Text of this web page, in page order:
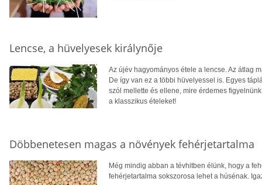
Lencse, a hüvelyesek királynője
Az újév hagyományos étele a lencse. Az átlag
De így van ez a többi hüvelyessel is. Egyes
szól mellette és ellene, mire érdemes
a klasszikus ételeket!
Döbbenetesen magas a növények fehérjetartalma
Még mindig abban a tévhitben élünk, hogy a
fehérjetartalma sokszorosa lehet a húsénak.